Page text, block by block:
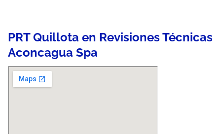
PRT Quillota en Revisiones Técnicas
Aconcagua Spa